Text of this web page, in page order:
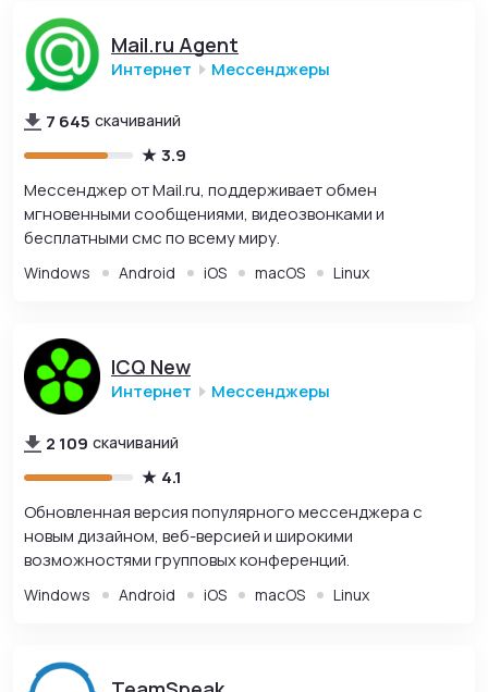
Mail.ru Agent
Интернет Мессенджеры
7 645 скачиваний
3.9
Мессенджер от Mail.ru, поддерживает обмен
мгновенными сообщениями, видеозвонками и
бесплатными смс по всему миру.
Windows Android iOS macOS Linux
ICQ New
Интернет Мессенджеры
2 109 скачиваний
4.1
Обновленная версия популярного мессенджера с
новым дизайном, веб-версией и широкими
возможностями групповых конференций.
Windows Android iOS macOS Linux